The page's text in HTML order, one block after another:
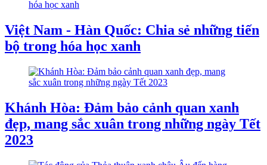
Việt Nam - Hàn Quốc: Chia sẻ những tiến
bộ trong hóa học xanh
Khánh Hòa: Đảm bảo cảnh quan xanh
đẹp, mang sắc xuân trong những ngày Tết
2023